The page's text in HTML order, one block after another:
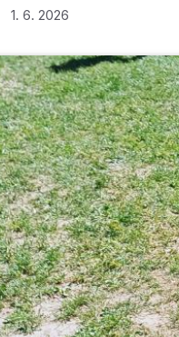
1. 6. 2026